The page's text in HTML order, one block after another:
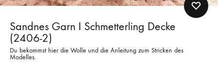
Sandnes Garn I Schmetterling Decke
(2406-2)
Du bekommst hier die Wolle und die Anleitung zum Stricken des
Modelles.